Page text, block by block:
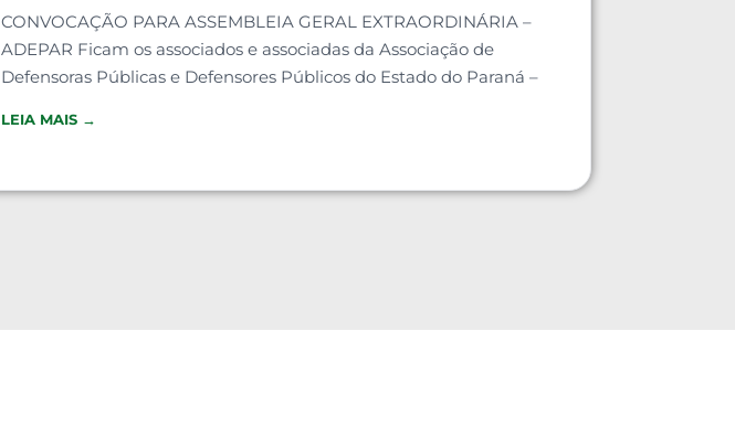
CONVOCAÇÃO PARA ASSEMBLEIA GERAL EXTRAORDINÁRIA –
ADEPAR Ficam os associados e associadas da Associação de
Defensoras Públicas e Defensores Públicos do Estado do Paraná –
LEIA MAIS →